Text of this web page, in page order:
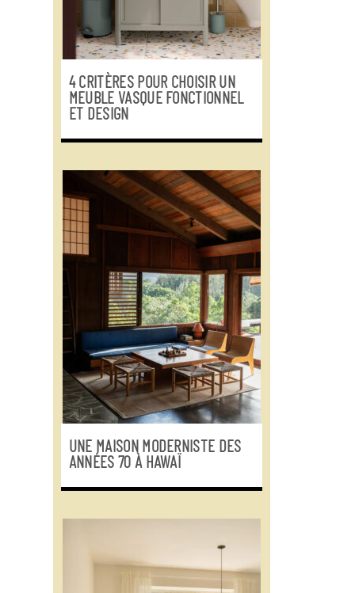
4 CRITÈRES POUR CHOISIR UN
MEUBLE VASQUE FONCTIONNEL
ET DESIGN
UNE MAISON MODERNISTE DES
ANNÉES 70 À HAWAÏ